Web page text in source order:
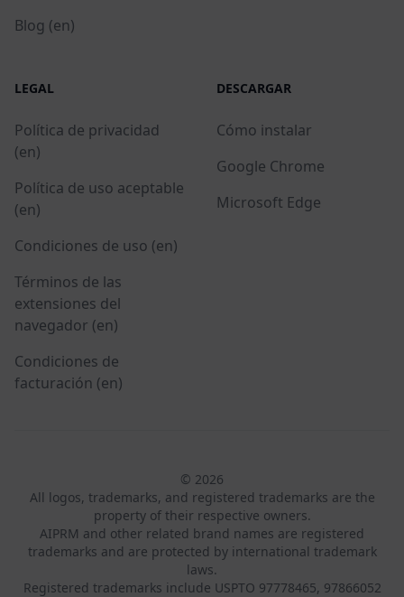
Blog (en)
LEGAL
Política de privacidad
(en)
Política de uso aceptable
(en)
Condiciones de uso (en)
Términos de las
extensiones del
navegador (en)
Condiciones de
facturación (en)
DESCARGAR
Cómo instalar
Google Chrome
Microsoft Edge
© 2026
All logos, trademarks, and registered trademarks are the
property of their respective owners.
AIPRM and other related brand names are registered
trademarks and are protected by international trademark
laws.
Registered trademarks include USPTO 97778465, 97866052